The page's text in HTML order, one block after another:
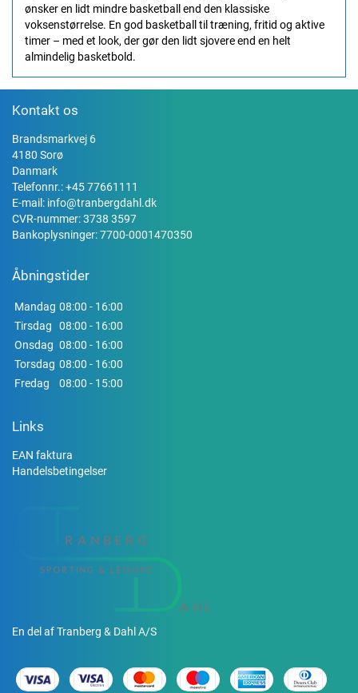
ønsker en lidt mindre basketball end den klassiske
voksenstørrelse. En god basketball til træning, fritid og aktive
timer – med et look, der gør den lidt sjovere end en helt
almindelig basketbold.
Kontakt os
Brandsmarkvej 6
4180 Sorø
Danmark
Telefonnr.:+45 77661111
E-mail: info@tranbergdahl.dk
CVR-nummer: 3738 3597
Bankoplysninger: 7700-0001470350
Åbningstider
Mandag 08:00 - 16:00
Tirsdag
08:00 - 16:00
Onsdag 08:00 - 16:00
Torsdag 08:00 - 16:00
Fredag
08:00 - 15:00
Links
EAN faktura
Handelsbetingelser
En del af Tranberg & Dahl A/S